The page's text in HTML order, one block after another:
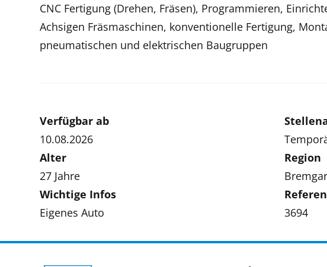
CNC Fertigung (Drehen, Fräsen), Programmieren,
Achsigen Fräsmaschinen, konventionelle Fertigung,
pneumatischen und elektrischen Baugruppen
Verfügbar ab
10.08.2026
Alter
27 Jahre
Region
Wichtige Infos
Eigenes Auto
3694